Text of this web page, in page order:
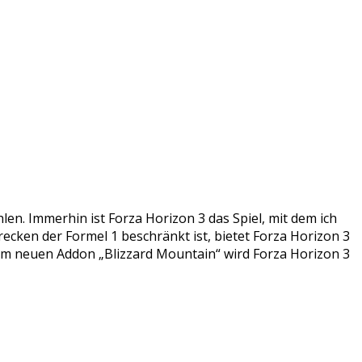
Immerhin ist Forza Horizon 3 das Spiel, mit dem ich
der Formel 1 beschränkt ist, bietet Forza Horizon 3
neuen Addon „Blizzard Mountain“ wird Forza Horizon 3